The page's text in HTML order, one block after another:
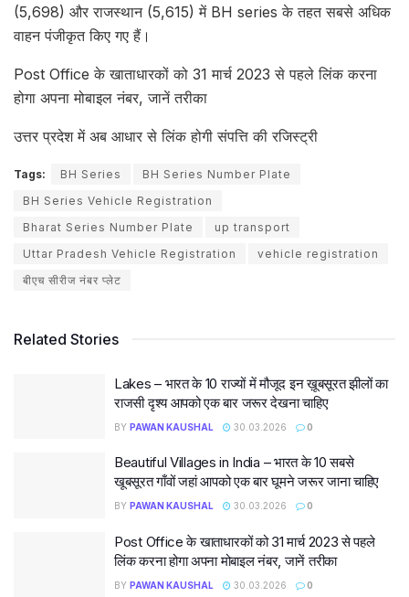
(5,698) और राजस्थान (5,615) में BH series के तहत सबसे अधिक
वाहन पंजीकृत किए गए हैं।
Post Office के खाताधारकों को 31 मार्च 2023 से पहले लिंक करना
होगा अपना मोबाइल नंबर, जानें तरीका
उत्तर प्रदेश में अब आधार से लिंक होगी संपत्ति की रजिस्ट्री
Tags: BH Series
BH Series Number Plate
BH Series Vehicle Registration
Bharat Series Number Plate
up transport
Uttar Pradesh Vehicle Registration
vehicle registration
बीएच सीरीज नंबर प्लेट
Related Stories
Lakes – भारत के 10 राज्यों में मौजूद इन ख़ूबसूरत झीलों का
राजसी दृश्य आपको एक बार जरूर देखना चाहिए
BY PAWAN KAUSHAL 30.03.2026 0
Beautiful Villages in India – भारत के 10 सबसे
खूबसूरत गाँवों जहां आपको एक बार घूमने जरूर जाना चाहिए
BY PAWAN KAUSHAL 30.03.2026 0
Post Office के खाताधारकों को 31 मार्च 2023 से पहले
लिंक करना होगा अपना मोबाइल नंबर, जानें तरीका
BY PAWAN KAUSHAL 30.03.2026 0